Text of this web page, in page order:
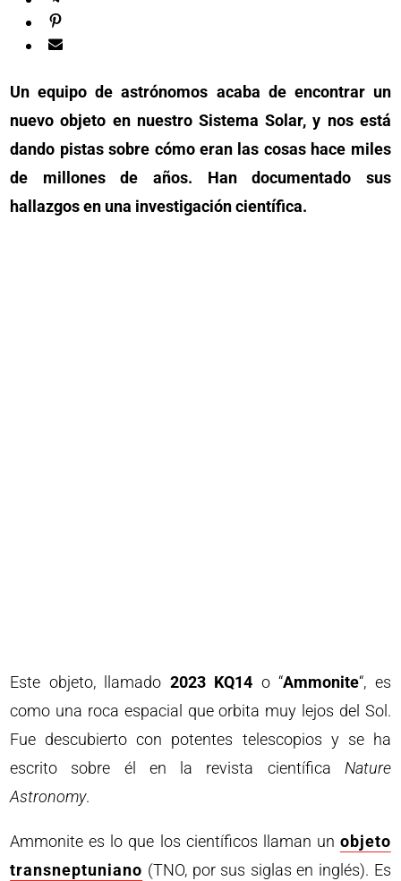
Un equipo de astrónomos acaba de encontrar un
nuevo objeto en nuestro Sistema Solar, y nos está
dando pistas sobre cómo eran las cosas hace miles
de millones de años. Han documentado sus
hallazgos en una investigación científica.
Este objeto, llamado 2023 KQ14 o “Ammonite“, es
como una roca espacial que orbita muy lejos del Sol.
Fue descubierto con potentes telescopios y se ha
escrito sobre él en la revista científica Nature
Astronomy.
Ammonite es lo que los científicos llaman un objeto
transneptuniano (TNO, por sus siglas en inglés). Es